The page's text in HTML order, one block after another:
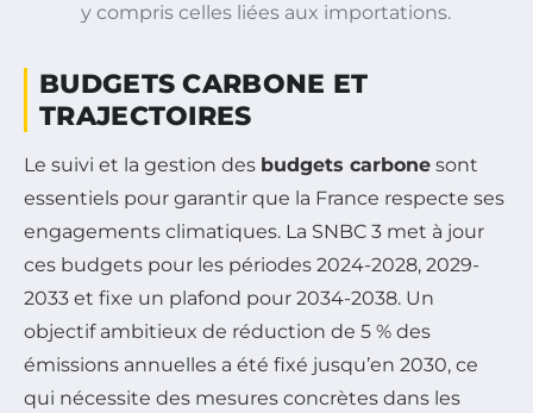
y compris celles liées aux importations.
BUDGETS CARBONE ET
TRAJECTOIRES
Le suivi et la gestion des budgets carbone sont
essentiels pour garantir que la France respecte ses
engagements climatiques. La SNBC 3 met à jour
ces budgets pour les périodes 2024-2028, 2029-
2033 et fixe un plafond pour 2034-2038. Un
objectif ambitieux de réduction de 5 % des
émissions annuelles a été fixé jusqu’en 2030, ce
qui nécessite des mesures concrètes dans les